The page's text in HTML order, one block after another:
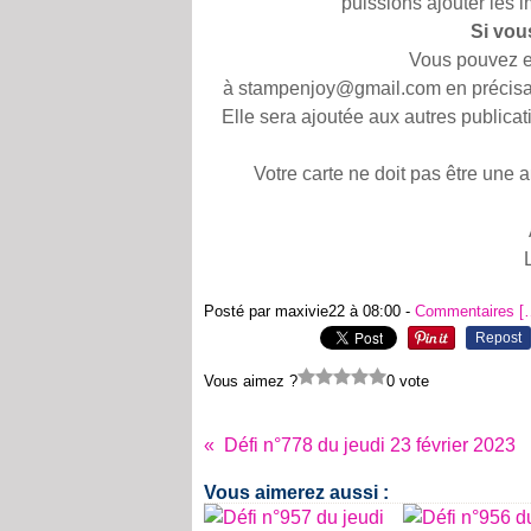
Si
Vous pouvez
à stampenjoy@gmail.com en
Elle sera ajoutée aux autres
Votre carte ne doit pas être une
Posté par maxivie22 à 08:00 - Commentaires [
Repost
Vous aimez ? 0 vote
Défi n°778 du jeudi 23 février 2023
Vous aimerez aussi :